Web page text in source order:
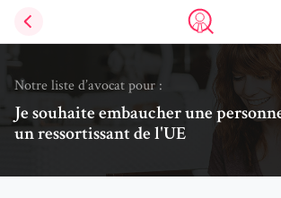
Trouve un
Notre liste d’avocat pour :
Je souhaite embaucher une
un ressortissant de l'UE